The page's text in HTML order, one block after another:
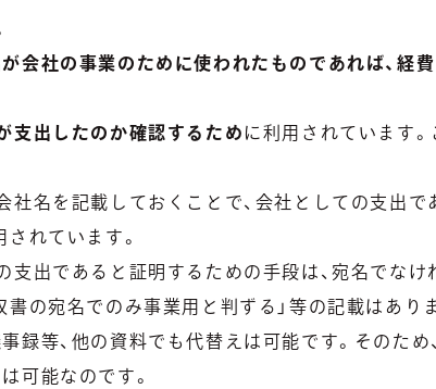
会社の事業のために使われたものであれば、経
支出したのか確認するため に利用されています。
社名を記載しておくことで、会社としての支出
れています。
支出であると証明するための手段は、宛名でな
書の宛名でのみ事業用と判ずる」等の記載はあり
録等、他の資料でも代替えは可能です。そのため
可能なのです。